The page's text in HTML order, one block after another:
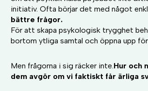
initiativ. Ofta börjar det med något
bättre frågor.
För att skapa psykologisk trygghet
bortom ytliga samtal och öppna upp
Men frågorna i sig räcker inte.Hur och
dem avgör om vi faktiskt får ärliga